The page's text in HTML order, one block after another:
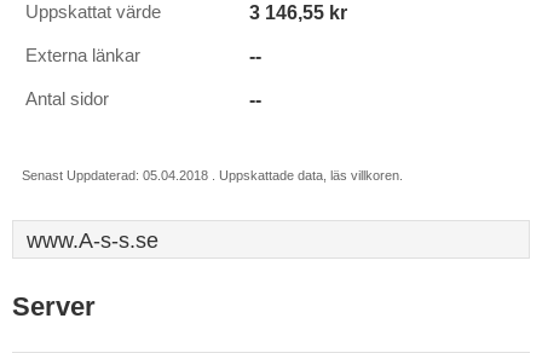
Uppskattat värde 3 146,55 kr
Externa länkar --
Antal sidor --
Senast Uppdaterad: 05.04.2018 . Uppskattade data, läs villkoren.
www.A-s-s.se
Server